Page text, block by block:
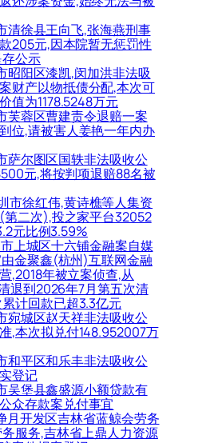
清徐县王向飞,张海燕刑事
205元,因本院暂无惩罚性
公示
昭阳区漆凯,闵加洪非法吸
财产以物抵债分配,本次可
值为1178.5248万元
芙蓉区曹建责令退赔一案
位,请被害人姜艳一年内办
萨尔图区国轶非法吸收公
元,将按判项退赔88名被
市徐红伟,黄诗樵等人集资
二次),投之家平台32052
元比例3.59%
上城区十六铺金融案自媒
金聚鑫(杭州)互联网金融
,2018年被立案侦查,从
退到2026年7月第五次清
计回款已超3.3亿元
宛城区赵天祥非法吸收公
,本次拟兑付148.952007万
和平区和乐丰非法吸收公
登记
吴堡县鑫盛源小额贷款有
众存款案兑付事宜
月开发区吉林省蓝鲸会劳务
服务,吉林省上鼎人力资源